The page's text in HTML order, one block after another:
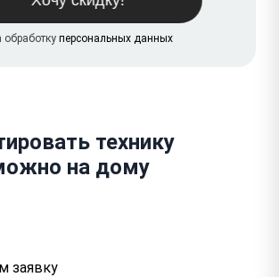
обработку персональных данных
технику
на дому
заявку